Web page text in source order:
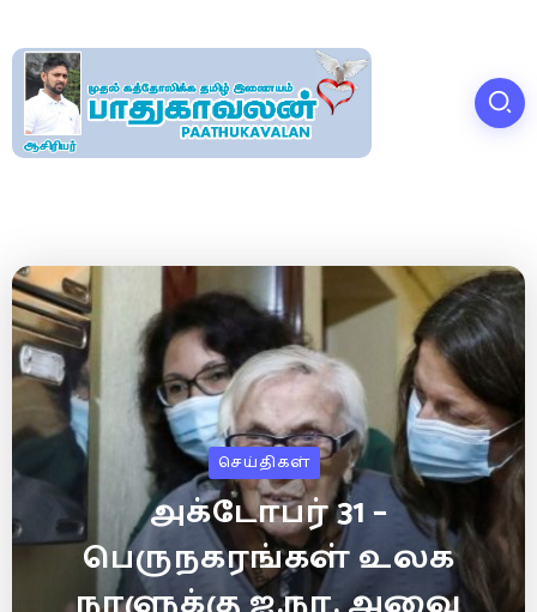
செய்திகள்
அக்டோபர் 31 –
பெருநகரங்கள் உலக